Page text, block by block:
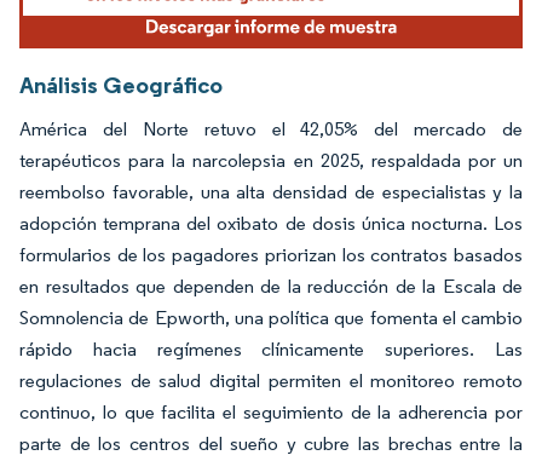
Análisis Geográfico
América del Norte retuvo el 42,05% del mercado de
terapéuticos para la narcolepsia en 2025, respaldada por un
reembolso favorable, una alta densidad de especialistas y la
adopción temprana del oxibato de dosis única nocturna. Los
formularios de los pagadores priorizan los contratos basados
en resultados que dependen de la reducción de la Escala de
Somnolencia de Epworth, una política que fomenta el cambio
rápido hacia regímenes clínicamente superiores. Las
regulaciones de salud digital permiten el monitoreo remoto
continuo, lo que facilita el seguimiento de la adherencia por
parte de los centros del sueño y cubre las brechas entre la